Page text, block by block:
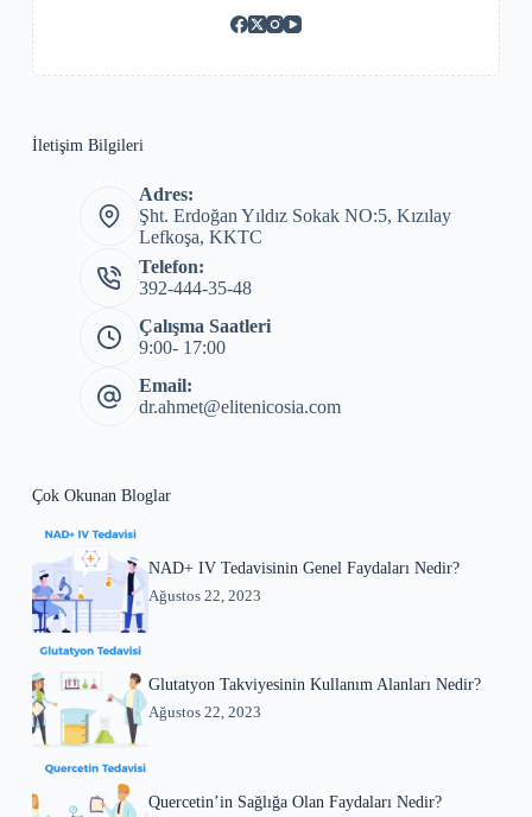
İletişim Bilgileri
Adres:
Şht. Erdoğan Yıldız Sokak NO:5, Kızılay
Lefkoşa, KKTC
Telefon:
392-444-35-48
Çalışma Saatleri
9:00- 17:00
Email:
dr.ahmet@elitenicosia.com
Çok Okunan Bloglar
NAD+ IV Tedavisinin Genel Faydaları Nedir?
Ağustos 22, 2023
Glutatyon Takviyesinin Kullanım Alanları Nedir?
Ağustos 22, 2023
Quercetin’in Sağlığa Olan Faydaları Nedir?